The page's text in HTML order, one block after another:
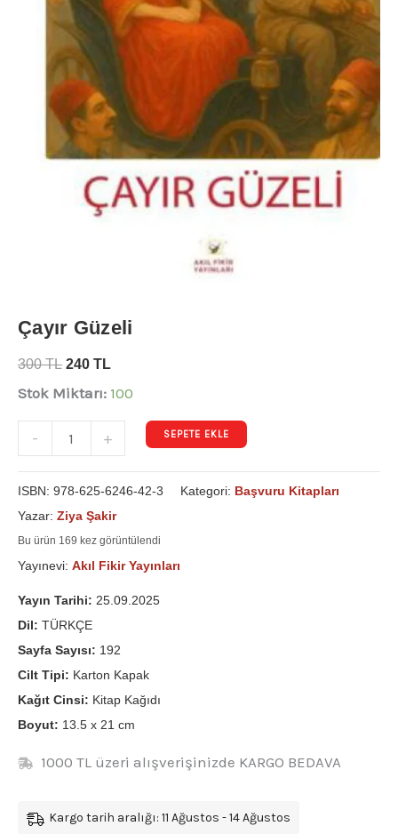
Çayır Güzeli
300TL 240 TL
Stok Miktarı: 100
- + SEPETE EKLE
ISBN: 978-625-6246-42-3 Kategori: Başvuru Kitapları
Yazar: Ziya Şakir
Bu ürün 169 kez görüntülendi
Yayınevi: Akıl Fikir Yayınları
Yayın Tarihi: 25.09.2025
Dil: TÜRKÇE
Sayfa Sayısı: 192
Cilt Tipi: Karton Kapak
Kağıt Cinsi: Kitap Kağıdı
Boyut: 13.5 x 21 cm
1000 TL üzeri alışverişinizde KARGO BEDAVA
Kargo tarih aralığı: 11 Ağustos - 14 Ağustos